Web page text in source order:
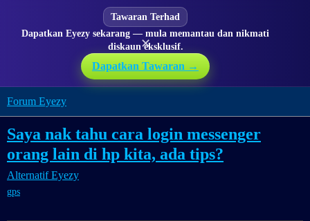
Tawaran Terhad
Dapatkan Eyezy sekarang — mula memantau dan nikmati
diskaun eksklusif.
Dapatkan Tawaran →
✕
Forum Eyezy
Saya nak tahu cara login messenger
orang lain di hp kita, ada tips?
Alternatif Eyezy
gps